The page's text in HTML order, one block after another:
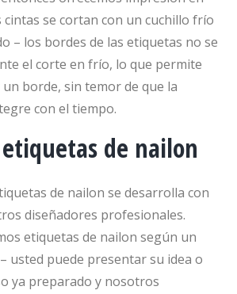
cintas se cortan con un cuchillo frío
– los bordes de las etiquetas no se
el corte en frío, lo que permite
borde, sin temor de que la
con el tiempo.
de nailon
de nailon se desarrolla con
diseñadores profesionales.
etiquetas de nailon según un
usted puede presentar su idea o
ya preparado y nosotros